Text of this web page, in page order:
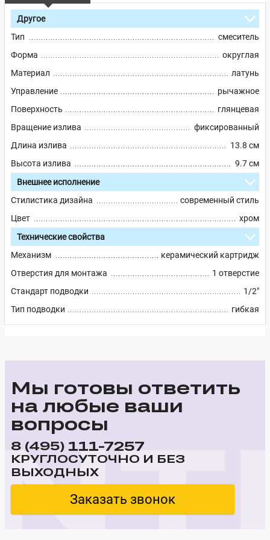
Другое
Тип
смеситель
Форма
округлая
Материал
латунь
Управление
рычажное
Поверхность
глянцевая
Вращение излива
фиксированный
Длина излива
13.8 см
Высота излива
9.7 см
Внешнее исполнение
Стилистика дизайна
современный стиль
Цвет
хром
Технические свойства
Механизм
керамический картридж
Отверстия для монтажа
1 отверстие
Стандарт подводки
1/2"
Тип подводки
гибкая
Мы готовы ответить
на любые ваши
вопросы
8 (495) 111-7257
КРУГЛОСУТОЧНО И БЕЗ
ВЫХОДНЫХ
Заказать звонок